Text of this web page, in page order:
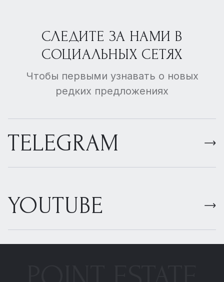
СЛЕДИТЕ ЗА НАМИ В
СОЦИАЛЬНЫХ СЕТЯХ
Чтобы первыми узнавать о новых
редких предложениях
TELEGRAM
YOUTUBE